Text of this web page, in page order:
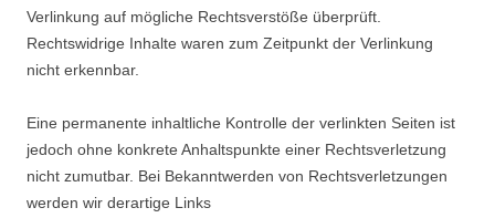
Verlinkung auf mögliche Rechtsverstöße überprüft.
Rechtswidrige Inhalte waren zum Zeitpunkt der Verlinkung
nicht erkennbar.
Eine permanente inhaltliche Kontrolle der verlinkten Seiten ist
jedoch ohne konkrete Anhaltspunkte einer Rechtsverletzung
nicht zumutbar. Bei Bekanntwerden von Rechtsverletzungen
werden wir derartige Links